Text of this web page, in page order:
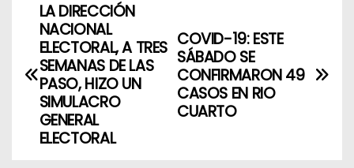
N
v
COVID-19: ESTE
SÁBADO SE
CONFIRMARON 49
CASOS EN RIO
CUARTO
LA DIRECCIÓN
NACIONAL
ELECTORAL, A TRES
SEMANAS DE LAS
PASO, HIZO UN
SIMULACRO
GENERAL
ELECTORAL